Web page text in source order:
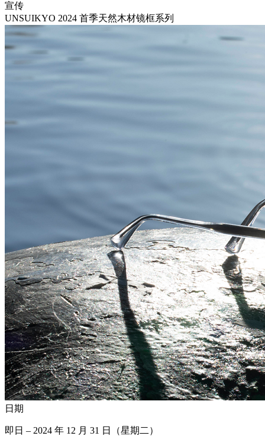
宣传
UNSUIKYO 2024 首季天然木材镜框系列
日期
即日 – 2024 年 12 月 31 日（星期二）